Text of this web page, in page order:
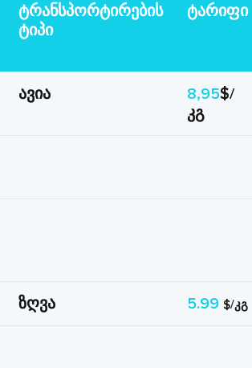
ტრანსპორტირების
ტიპი
ტარიფი
ავია 8,95$/
კგ
ზღვა 5.99 $/კგ